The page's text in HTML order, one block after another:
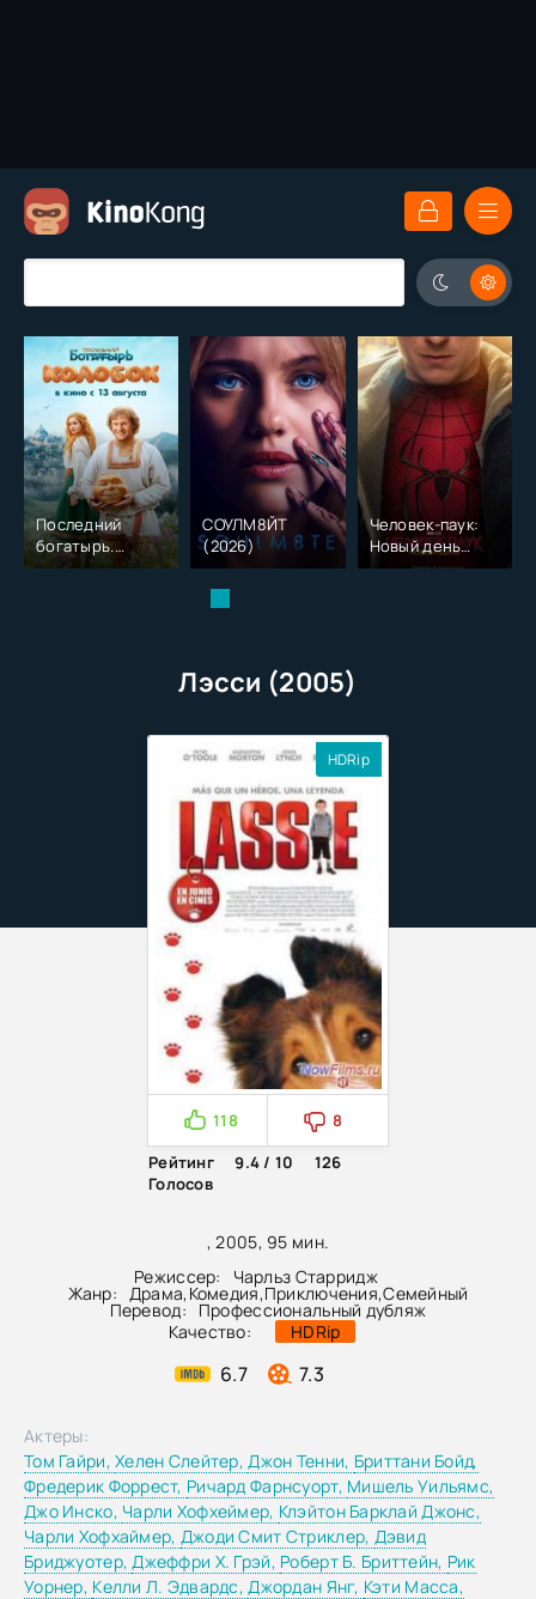
Последний
богатырь.
Колобок (2026)
СОУЛМ8ЙТ
(2026)
Человек-паук:
Новый день
(2026)
Лэсси (2005)
, 2005, 95 мин.
Режиссер:
Чарльз Старридж
Жанр: Драма, Комедия,Приключения,Семейный
Перевод:
Профессиональный дубляж
Качество:
HDRip
6.7 7.3
HDRip
118
8
Рейтинг
9.4 / 10
126
Голосов
Актеры:
Том Гайри,Хелен Слейтер,Джон Тенни, Бриттани Бойд,
Фредерик Форрест, Ричард Фарнсуорт, Мишель Уильямс,
Джо Инско, Чарли Хофхеймер, Клэйтон Барклай Джонс,
Чарли Хофхаймер, Джоди Смит Стриклер, Дэвид
Бриджуотер,Джеффри Х. Грэй, Роберт Б. Бриттейн, Рик
Уорнер, Келли Л. Эдвардс,Джордан Янг, Кэти Масса,